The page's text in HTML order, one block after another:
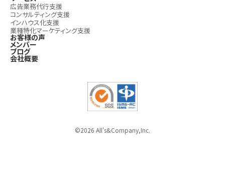
広告業務代行支援
コンサルティング支援
インハウス化支援
業種特化マーケティング支援
お客様の声
メンバー
ブログ
会社概要
©2026 All's&Company,Inc.